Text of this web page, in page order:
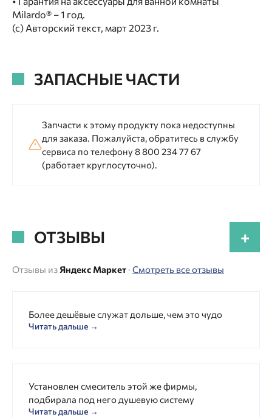
Milardo® – 1 год.
(с) Авторский текст, март 2023 г.
ЗАПАСНЫЕ ЧАСТИ
Запчасти к этому продукту пока недоступны
для заказа. Пожалуйста, обратитесь в службу
сервиса по телефону 8 800 234 77 67
(работает круглосуточно).
ОТЗЫВЫ +
Отзывы из Яндекс Маркет · Смотреть все отзывы
Более дешёвые служат дольше, чем это чудо
Читать дальше →
Установлен смеситель этой же фирмы,
подбирала под него душевую систему
Читать дальше →